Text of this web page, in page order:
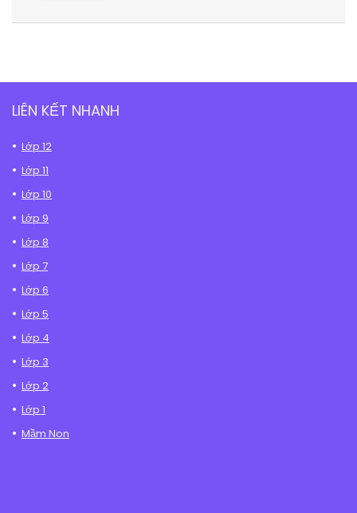
LIÊN KẾT NHANH
Lớp 12
Lớp 11
Lớp 10
Lớp 9
Lớp 8
Lớp 7
Lớp 6
Lớp 5
Lớp 4
Lớp 3
Lớp 2
Lớp 1
Mầm Non